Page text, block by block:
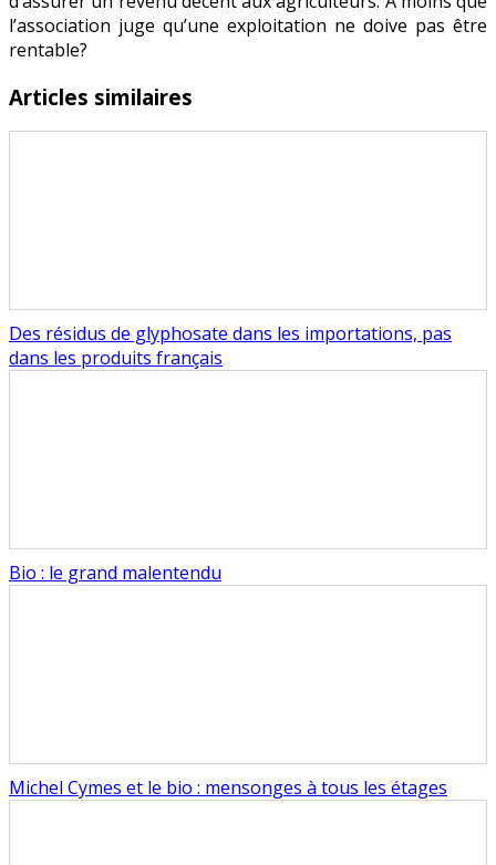
l’association juge qu’une exploitation ne doive pas être
rentable?
Articles similaires
Des résidus de glyphosate dans les importations, pas
dans les produits français
Bio : le grand malentendu
Michel Cymes et le bio : mensonges à tous les étages